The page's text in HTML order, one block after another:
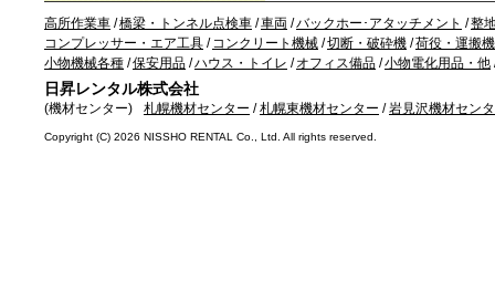
高所作業車 /橋梁・トンネル点検車 /車両 /バックホー･アタッチメント /整
コンプレッサー・エア工具 / コンクリート機械 /切断・破砕機 /荷役・運搬
小物機械各種 /保安用品 /ハウス・トイレ / オフィス備品 /小物電化用品・他
日昇レンタル株式会社
(機材センター) 札幌機材センター /札幌東機材センター /岩見沢機材セン
Copyright (C) 2026 NISSHO RENTAL Co., Ltd. All rights reserved.